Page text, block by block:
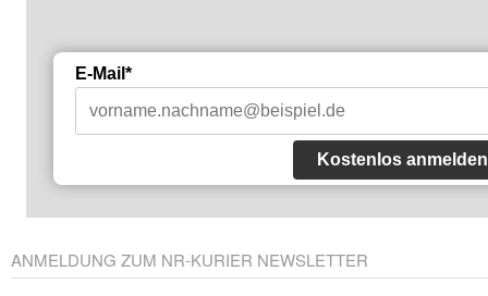
E-Mail*
Kostenlos anmelden
ANMELDUNG ZUM NR-KURIER NEWSLETTER